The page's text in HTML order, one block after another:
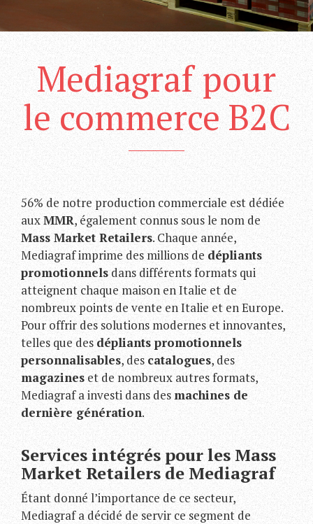
Mediagraf pour
le commerce B2C
56% de notre production commerciale est dédiée
auxMMR, également connus sous le nom de
Mass Market Retailers. Chaque année,
Mediagraf imprime des millions de dépliants
promotionnels dans différents formats qui
atteignent chaque maison en Italie et de
nombreux points de vente en Italie et en Europe.
Pour offrir des solutions modernes et innovantes,
telles que desdépliants promotionnels
personnalisables, des catalogues, des
magazines et de nombreux autres formats,
Mediagraf a investi dans desmachines de
dernière génération.
Services intégrés pour les Mass
Market Retailers de Mediagraf
Étant donné l’importance de ce secteur,
Mediagraf a décidé de servir ce segment de